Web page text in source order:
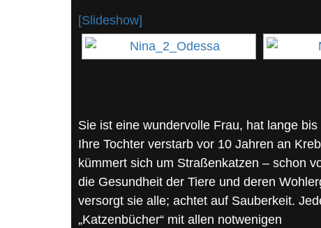
[Slideshow]
Sie ist eine wundervolle Frau, hat lange
Ihre Tochter verstarb vor 10 Jahren an
kümmert sich um Straßenkatzen – schon
die Gesundheit der Tiere und deren
versorgt sie alle; achtet auf Sauberkeit.
„Katzenbücher“ mit allen notwenigen